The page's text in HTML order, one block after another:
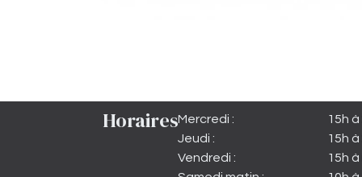
HorairesMercredi :
Jeudi :
Vendredi :
15h à
15h à
15h